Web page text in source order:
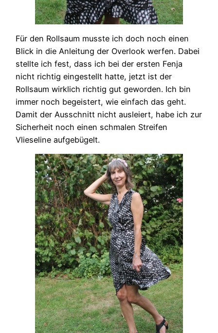
Für den Rollsaum musste ich doch noch einen
Blick in die Anleitung der Overlook werfen. Dabei
stellte ich fest, dass ich bei der ersten Fenja
nicht richtig eingestellt hatte, jetzt ist der
Rollsaum wirklich richtig gut geworden. Ich bin
immer noch begeistert, wie einfach das geht.
Damit der Ausschnitt nicht ausleiert, habe ich zur
Sicherheit noch einen schmalen Streifen
Vlieseline aufgebügelt.